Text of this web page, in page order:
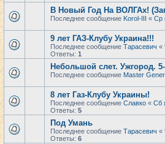
В Новый Год На ВОЛГАх!
Последнее сообщение Korol-III « Ср
9 лет ГАЗ-Клубу Украина!!!
Последнее сообщение Тарасевич «
Ответы: 1
Небольшой слет. Ужгород.
Последнее сообщение Master
8 лет Газ-Клубу Украины!
Последнее сообщение Славко « Сб
Ответы: 5
Под Умань
Последнее сообщение Тарасевич «
Ответы: 6